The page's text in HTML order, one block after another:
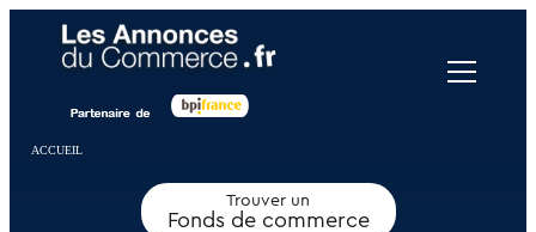
ACCUEIL
Trouver un
Fonds de commerce
Panneau de gestion des cookies